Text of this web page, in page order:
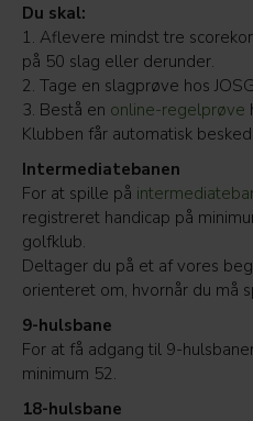
Du skal:
1. Aflevere mindst tre
på 50 slag eller derunder.
2. Tage en slagprøve hos
3. Bestå en online-regelprøve
Klubben får automatisk
Intermediatebanen
For at spille på
registreret handicap på
golfklub.
Deltager du på et af vores
orienteret om, hvornår du må
9-hulsbane
For at få adgang til 9-
minimum 52.
18-hulsbane